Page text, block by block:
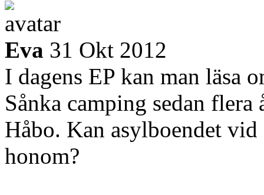
Eva 31 Okt 2012
I dagens EP kan man läsa
Sånka camping sedan
Håbo. Kan asylboendet
honom?